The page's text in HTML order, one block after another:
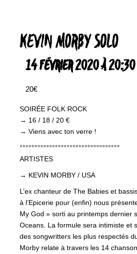
KEVIN MORBY SOLO
14 FÉVRIER 2020 À 20:30
20€
SOIRÉE FOLK ROCK
→ 16 / 18 / 20 €
→ Viens avec ton verre !
°°°°°°°°°°°°°°°°°°°°°°°°°°°°°°°°°°
ARTISTES
→ KEVIN MORBY / USA
L’ex chanteur de The Babies et
à l’Epicerie pour (enfin) nous
My God » sorti au printemps dernier
Oceans. La formule sera intimiste et
des songwritters les plus respectés
Morby relate à travers les 14